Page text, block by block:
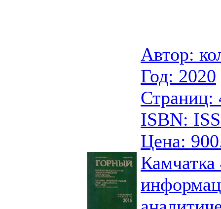
Автор:
Год: 2020
Страниц:
ISBN:
Цена: